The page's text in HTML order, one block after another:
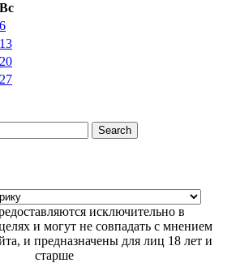
Вс
6
13
20
27
Search
исключительно в
и могут не совпадать с мнением
и предназначены для лиц 18 лет и
старше